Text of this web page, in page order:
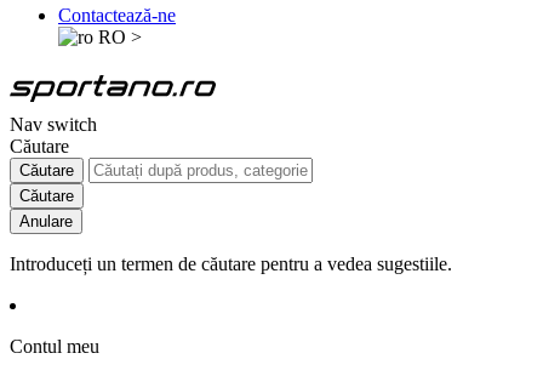
Contactează-ne
RO >
Nav switch
Căutare
Căutare
Căutare
Anulare
Introduceți un termen de căutare pentru a vedea sugestiile.
Contul meu